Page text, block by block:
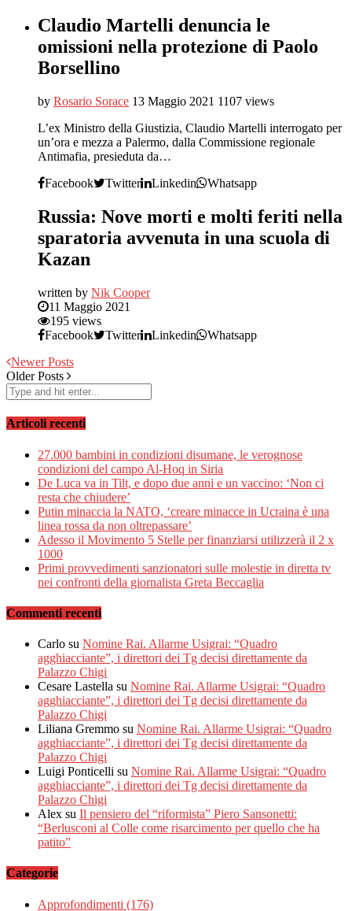
Claudio Martelli denuncia le
omissioni nella protezione di Paolo
Borsellino
by Rosario Sorace 13 Maggio 2021 1107 views
L’ex Ministro della Giustizia, Claudio Martelli interrogato per
un’ora e mezza a Palermo, dalla Commissione regionale
Antimafia, presieduta da…
Facebook
Twitter Linkedin Whatsapp
Russia: Nove morti e molti feriti nella
sparatoria avvenuta in una scuola di
Kazan
written by Nik Cooper
11 Maggio 2021
195 views
Facebook
Twitter Linkedin
Whatsapp
Newer Posts
Older Posts
Articoli recenti
27.000 bambini in condizioni disumane, le verognose
condizioni del campo Al-Hoq in Siria
De Luca va in Tilt, e dopo due anni e un vaccino: ‘Non ci
resta che chiudere’
Putin minaccia la NATO, ‘creare minacce in Ucraina è una
linea rossa da non oltrepassare’
Adesso il Movimento 5 Stelle per finanziarsi utilizzerà il 2 x
1000
Primi provvedimenti sanzionatori sulle molestie in diretta tv
nei confronti della giornalista Greta Beccaglia
Commenti recenti
Carlo su Nomine Rai. Allarme Usigrai: “Quadro
agghiacciante”, i direttori dei Tg decisi direttamente da
Palazzo Chigi
Cesare Lastella su Nomine Rai. Allarme Usigrai: “Quadro
agghiacciante”, i direttori dei Tg decisi direttamente da
Palazzo Chigi
Liliana Gremmo su Nomine Rai. Allarme Usigrai: “Quadro
agghiacciante”, i direttori dei Tg decisi direttamente da
Palazzo Chigi
Luigi Ponticelli su Nomine Rai. Allarme Usigrai: “Quadro
agghiacciante”, i direttori dei Tg decisi direttamente da
Palazzo Chigi
Alex su Il pensiero del “riformista” Piero Sansonetti:
“Berlusconi al Colle come risarcimento per quello che ha
patito”
Categorie
Approfondimenti (176)